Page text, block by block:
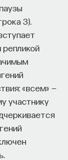
3).
«всем» —
участнику